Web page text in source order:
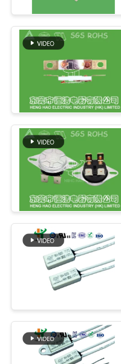
PROPOS
VISITE
D'USINE
CONTRÔLE
LA
QUALITÉ
CONTACT
NOUVELLES
bimétal